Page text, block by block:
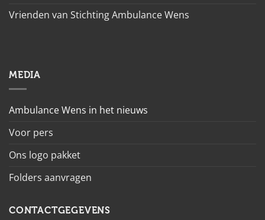
Vrienden van Stichting Ambulance Wens
MEDIA
Ambulance Wens in het nieuws
Voor pers
Ons logo pakket
Folders aanvragen
CONTACTGEGEVENS